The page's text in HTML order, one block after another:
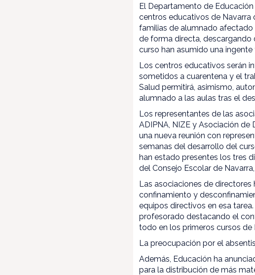
El Departamento de
centros educativos de Navarra
familias de alumnado
de forma directa, descargando
curso han asumido una
Los centros educativos serán
sometidos a cuarentena y el
Salud permitirá, asimismo,
alumnado a las aulas tras el
Los representantes de las
ADIPNA, NIZE y Asociación de
una nueva reunión con
semanas del desarrollo del
han estado presentes los tres
del Consejo Escolar de
Las asociaciones de
confinamiento y
equipos directivos en esa
profesorado destacando el
todo en los primeros cursos de
La preocupación por el
Además, Educación ha
para la distribución de más